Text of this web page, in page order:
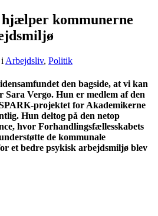
kommunerne
i Arbejdsliv, Politik
den bagside, at vi kan
Sara Vergo. Hun er medlem af den
projektet for Akademikerne
Hun deltog på den netop
hvor Forhandlingsfællesskabets
de kommunale
et bedre psykisk arbejdsmiljø blev